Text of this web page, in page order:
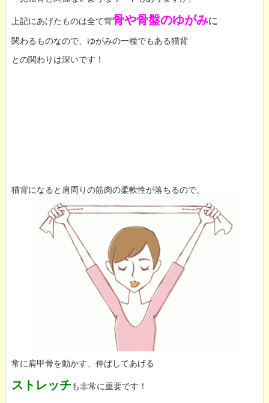
上記にあげたものは全て背骨や骨盤のゆがみに
関わるものなので、ゆがみの一種でもある猫背
との関わりは深いです！
猫背になると肩周りの筋肉の柔軟性が落ちるので、
常に肩甲骨を動かす、伸ばしてあげる
ストレッチも非常に重要です！